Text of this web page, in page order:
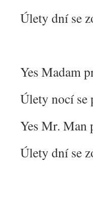
Úlety dní se
Yes Madam
Úlety nocí se
Yes Mr. Man
Úlety dní se